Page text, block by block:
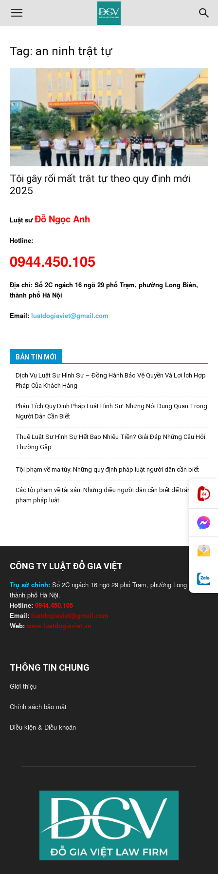
Tag: an ninh trật tự
Tội gây rối mất trật tự theo quy định mới
2025
Luật sưĐỗ Ngọc Anh
Hotline:
0944.450.105
Địa chỉ: Số 2C ngách 16 ngõ 29 phố Trạm, phường Long Biên,
thành phố Hà Nội
Email: luatdogiaviet@gmail.com
BẢN TIN MỚI
Dịch Vụ Luật Sư Hình Sự – Đồng Hành Bảo Vệ Quyền Và Lợi Ích Hợp
Pháp Của Khách Hàng
Phân Tích Quy Định Pháp Luật Hình Sự: Những Nội Dung Quan Trọng
Người Dân Cần Biết
Thuê Luật Sư Hình Sự Hết Bao Nhiêu Tiền? Giải Đáp Những Câu Hỏi
Thường Gặp
Tội phạm về ma túy: Những quy định pháp luật người dân cần biết
Các tội phạm về tài sản: Những điều người dân cần biết để tránh vi
phạm pháp luật
CÔNG TY LUẬT ĐỖ GIA VIỆT
Trụ sở chính: Số 2C ngách 16 ngõ 29 phố Trạm, phường Long Biên,
thành phố Hà Nội.
Hotline: 0944.450.105
Email: luatdogiaviet@gmail.com
Web: www.luatdogiaviet.vn
THÔNG TIN CHUNG
Giới thiệu
Chính sách bảo mật
Điều kiện & Điều khoản